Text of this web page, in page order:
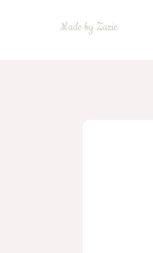
Made by Zazie